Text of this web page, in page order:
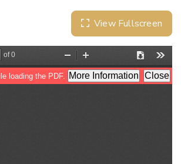
View Fullscreen